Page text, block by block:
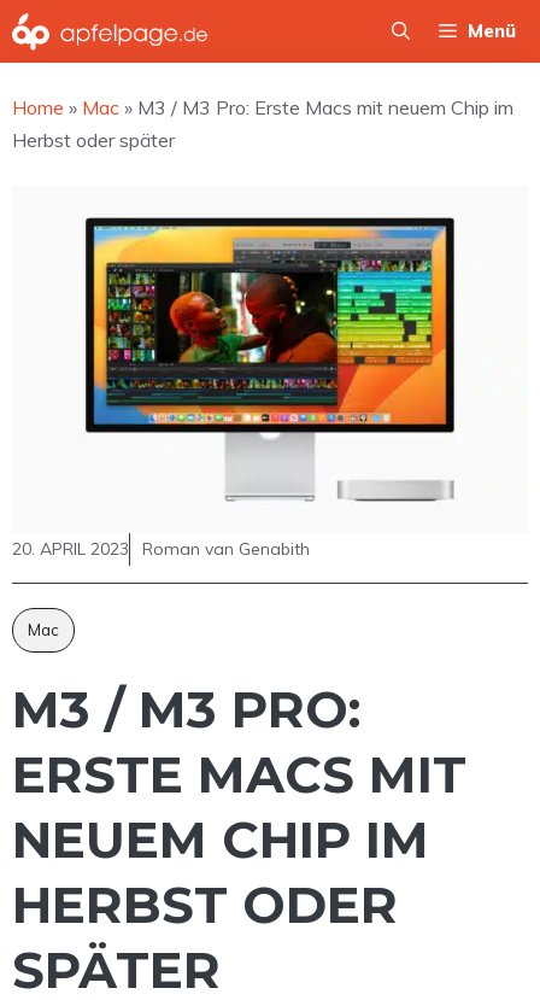
Zum
Inhalt
Menü
Home » Mac » M3 / M3 Pro: Erste Macs mit neuem Chip im
Herbst oder später
20. APRIL 2023 Roman van Genabith
Mac
M3 / M3 PRO:
ERSTE MACS MIT
NEUEM CHIP IM
HERBST ODER
SPÄTER